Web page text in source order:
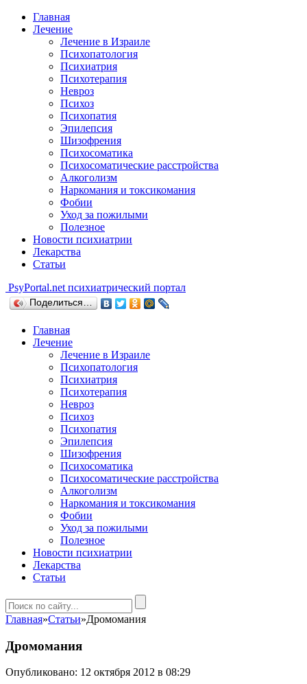
Главная
Лечение
Лечение в Израиле
Психопатология
Психиатрия
Психотерапия
Невроз
Психоз
Психопатия
Эпилепсия
Шизофрения
Психосоматика
Психосоматические расстройства
Алкоголизм
Наркомания и токсикомания
Фобии
Уход за пожилыми
Полезное
Новости психиатрии
Лекарства
Статьи
PsyPortal.net психиатрический портал
Поделиться…
Главная
Лечение
Лечение в Израиле
Психопатология
Психиатрия
Психотерапия
Невроз
Психоз
Психопатия
Эпилепсия
Шизофрения
Психосоматика
Психосоматические расстройства
Алкоголизм
Наркомания и токсикомания
Фобии
Уход за пожилыми
Полезное
Новости психиатрии
Лекарства
Статьи
Главная»Статьи»Дромомания
Дромомания
Опубликовано: 12 октября 2012 в 08:29